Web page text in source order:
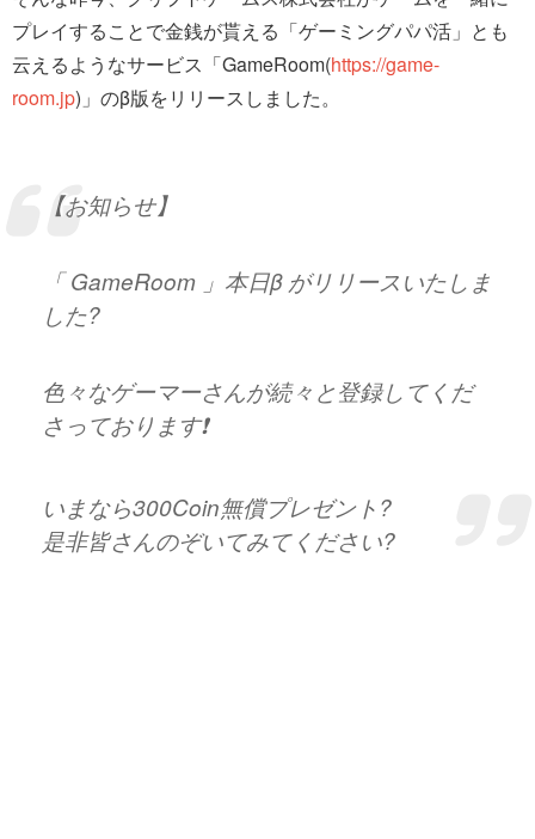
プレイすることで金銭が貰える「ゲーミングパパ活」とも
云えるようなサービス「GameRoom(https://game-
room.jp)」のβ版をリリースしました。
【お知らせ】
「 GameRoom 」本日β がリリースいたしま
した?
色々なゲーマーさんが続々と登録してくだ
さっております❗️
いまなら300Coin無償プレゼント?
是非皆さんのぞいてみてください?